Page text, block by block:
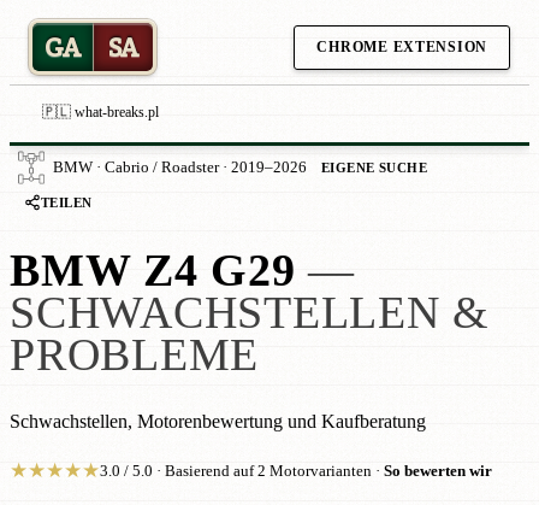
GA SA CHROME EXTENSION
🇵🇱 what-breaks.pl
BMW · Cabrio / Roadster · 2019–2026 EIGENE SUCHE
TEILEN
BMW Z4 G29 —
SCHWACHSTELLEN &
PROBLEME
Schwachstellen, Motorenbewertung und Kaufberatung
★★★★★3.0 / 5.0 · Basierend auf 2 Motorvarianten · So bewerten wir